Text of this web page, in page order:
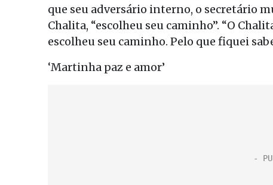
que seu adversário interno, o secretário
Chalita, “escolheu seu caminho”. “O
escolheu seu caminho. Pelo que fiquei
‘Martinha paz e amor’